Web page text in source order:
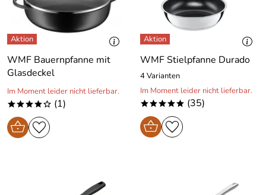
WMF Bauernpfanne mit
Glasdeckel
Im Moment leider nicht lieferbar.
****o (1)
WMF Stielpfanne Durado
4 Varianten
Im Moment leider nicht lieferbar.
***** (35)